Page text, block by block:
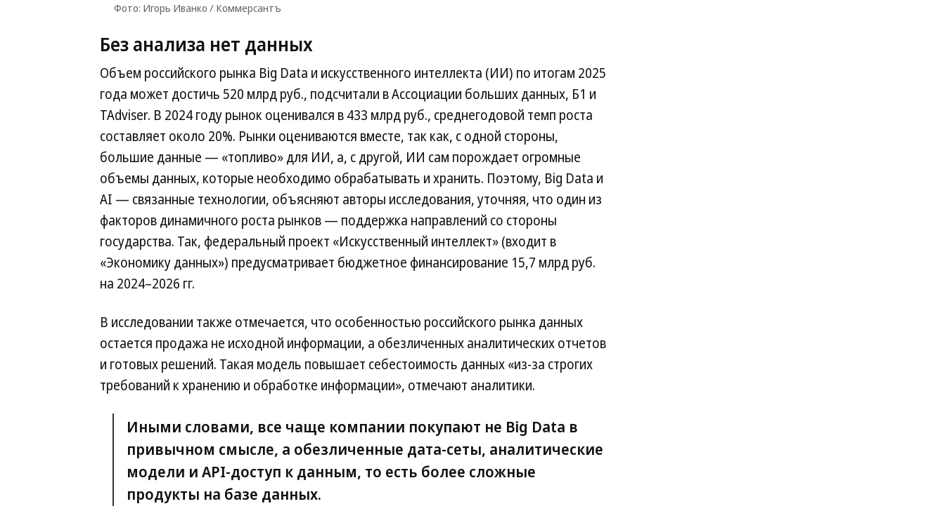
Фото: Игорь Иванко / Коммерсантъ
Без анализа нет данных
Объем российского рынка Big Data и искусственного интеллекта (ИИ) по итогам 2025
года может достичь 520 млрд руб., подсчитали в Ассоциации больших данных, Б1 и
TAdviser. В 2024 году рынок оценивался в 433 млрд руб., среднегодовой темп роста
составляет около 20%. Рынки оцениваются вместе, так как, с одной стороны,
большие данные — «топливо» для ИИ, а, с другой, ИИ сам порождает огромные
объемы данных, которые необходимо обрабатывать и хранить. Поэтому, Big Data и
AI — связанные технологии, объясняют авторы исследования, уточняя, что один из
факторов динамичного роста рынков — поддержка направлений со стороны
государства. Так, федеральный проект «Искусственный интеллект» (входит в
«Экономику данных») предусматривает бюджетное финансирование 15,7 млрд руб.
на 2024–2026 гг.
В исследовании также отмечается, что особенностью российского рынка данных
остается продажа не исходной информации, а обезличенных аналитических отчетов
и готовых решений. Такая модель повышает себестоимость данных «из-за строгих
требований к хранению и обработке информации», отмечают аналитики.
Иными словами, все чаще компании покупают не Big Data в
привычном смысле, а обезличенные дата-сеты, аналитические
модели и API-доступ к данным, то есть более сложные
продукты на базе данных.